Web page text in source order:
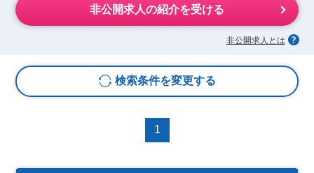
非公開求人の紹介を受ける
非公開求人とは
検索条件を変更する
1